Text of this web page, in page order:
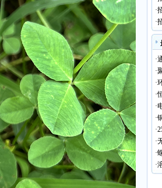
·
·
理
·
·
·
·
·
·
·
·
·
·